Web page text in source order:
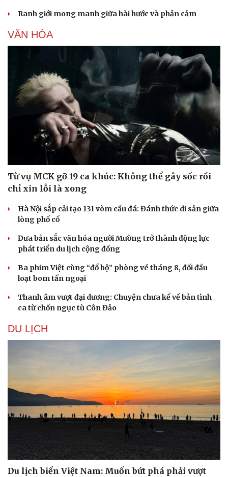
Sức khỏe
Dinh dưỡng - món ngon
Cây thuốc
Nhi khoa
Nam khoa
Nhà đẹp
Ranh giới mong manh giữa hài hước và phản cảm
VĂN HÓA
Từ vụ MCK gỡ 19 ca khúc: Không thể gây sốc rồi
chỉ xin lỗi là xong
Hà Nội sắp cải tạo 131 vòm cầu đá: Đánh thức di sản giữa
lòng phố cổ
Đưa bản sắc văn hóa người Mường trở thành động lực
phát triển du lịch cộng đồng
Ba phim Việt cùng “đổ bộ” phòng vé tháng 8, đối đầu
loạt bom tấn ngoại
Thanh âm vượt đại dương: Chuyện chưa kể về bản tình
ca từ chốn ngục tù Côn Đảo
DU LỊCH
Du lịch biển Việt Nam: Muốn bứt phá phải vượt